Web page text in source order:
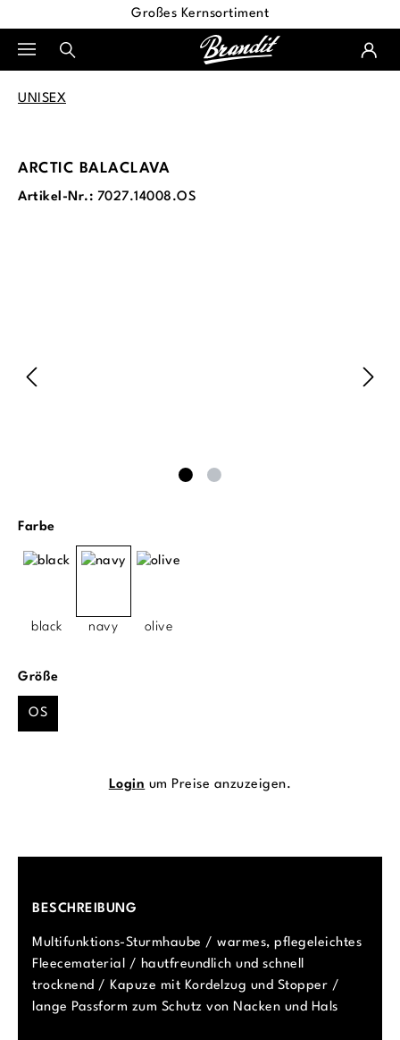
Großes Kernsortiment
UNISEX
ARCTIC BALACLAVA
Artikel-Nr.: 7027.14008.OS
Farbeauswählen
black navy olive
Größeauswählen
OS
Login um Preise anzuzeigen.
BESCHREIBUNG
Multifunktions-Sturmhaube / warmes, pflegeleichtes
Fleecematerial / hautfreundlich und schnell
trocknend / Kapuze mit Kordelzug und Stopper /
lange Passform zum Schutz von Nacken und Hals